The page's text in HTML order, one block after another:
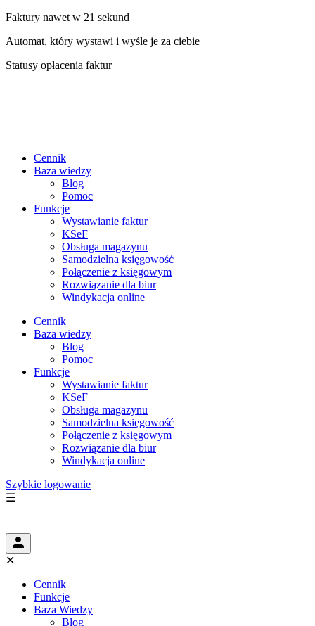
Faktury nawet w 21 sekund
Automat, który wystawi i wyśle je za ciebie
Statusy opłacenia faktur
Cennik
Baza wiedzy
Blog
Pomoc
Funkcje
Wystawianie faktur
KSeF
Obsługa magazynu
Samodzielna księgowość
Połączenie z księgowym
Rozwiązanie dla biur
Windykacja online
Cennik
Baza wiedzy
Blog
Pomoc
Funkcje
Wystawianie faktur
KSeF
Obsługa magazynu
Samodzielna księgowość
Połączenie z księgowym
Rozwiązanie dla biur
Windykacja online
Szybkie logowanie
☰
✕
Cennik
Funkcje
Baza Wiedzy
Blog